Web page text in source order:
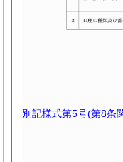
別記様式第5号(第8条